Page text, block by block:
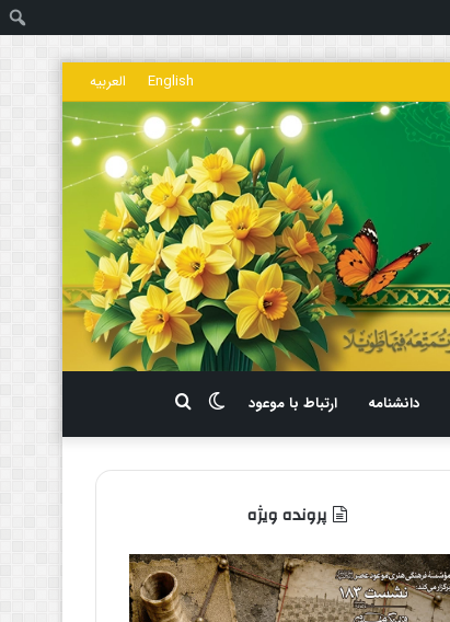
English العربیه
دانشنامه ارتباط با موعود
برای
تغییر
پوسته
پرونده ویژه